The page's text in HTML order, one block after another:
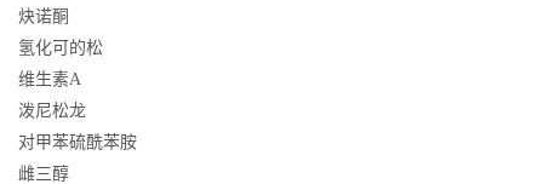
炔诺酮
氢化可的松
维生素A
泼尼松龙
对甲苯硫酰苯胺
雌三醇